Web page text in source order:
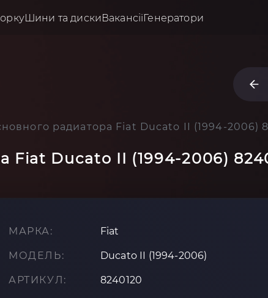
Шини та дискиВакансіїГенератори
радиатора Fiat Ducato II (1994-2006)
Fiat Ducato II (1994-2006)
МАРКА: Fiat
МОДЕЛЬ: Ducato II (1994-2006)
АРТИКУЛ: 8240120